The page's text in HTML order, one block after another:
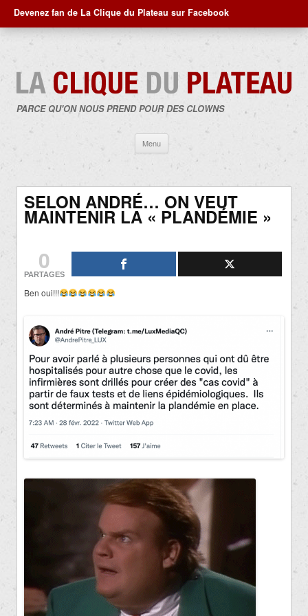
Devenez fan de La Clique du Plateau sur Facebook
PARCE QU'ON NOUS PREND POUR DES CLOWNS
Menu
contenu
SELON ANDRÉ… ON VEUT
MAINTENIR LA « PLANDÉMIE »
0
PARTAGES
Ben oui!!!